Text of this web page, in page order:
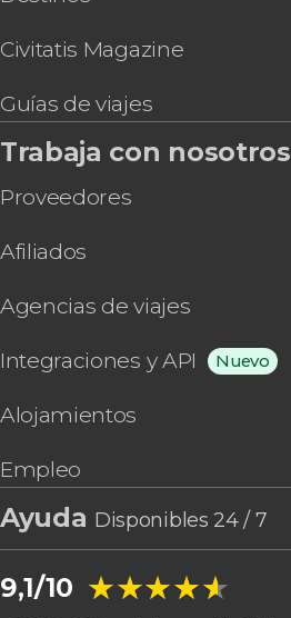
Civitatis Magazine
Guías de viajes
Trabaja con nosotros
Proveedores
Afiliados
Agencias de viajes
Integraciones y API Nuevo
Alojamientos
Empleo
Ayuda Disponibles 24 / 7
9,1/10 ★★★★★
★★★★★